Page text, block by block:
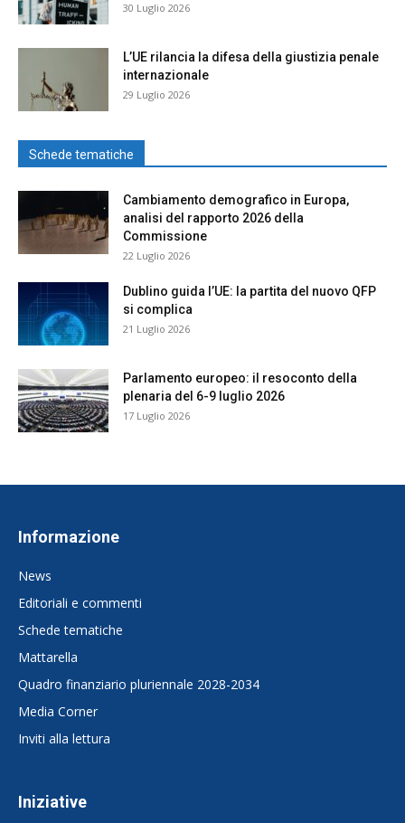
30 Luglio 2026
L’UE rilancia la difesa della giustizia penale
internazionale
29 Luglio 2026
Schede tematiche
Cambiamento demografico in Europa,
analisi del rapporto 2026 della
Commissione
22 Luglio 2026
Dublino guida l’UE: la partita del nuovo QFP
si complica
21 Luglio 2026
Parlamento europeo: il resoconto della
plenaria del 6-9 luglio 2026
17 Luglio 2026
Informazione
News
Editoriali e commenti
Schede tematiche
Mattarella
Quadro finanziario pluriennale 2028-2034
Media Corner
Inviti alla lettura
Iniziative